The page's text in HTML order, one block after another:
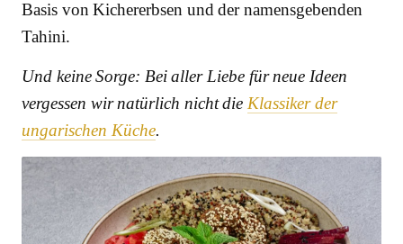
Basis von Kichererbsen und der namensgebenden
Tahini.
Und keine Sorge: Bei aller Liebe für neue Ideen
vergessen wir natürlich nicht die Klassiker der
ungarischen Küche.